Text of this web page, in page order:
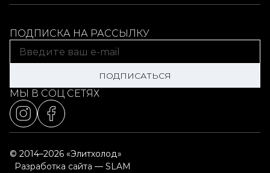
ПОДПИСКА НА РАССЫЛКУ
ПОДПИСАТЬСЯ
МЫ В СОЦ СЕТЯХ
© 2014–2026 «Элитхолод»
Разработка сайта — SLAM